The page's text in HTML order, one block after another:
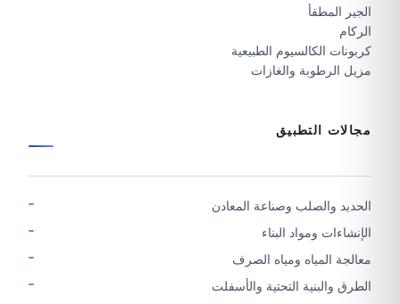
الجير المطفأ
الركام
كربونات الكالسيوم الطبيعية
مزيل الرطوبة والغازات
مجالات التطبيق
الحديد والصلب وصناعة المعادن
الإنشاءات ومواد البناء
معالجة المياه ومياه الصرف
الطرق والبنية التحتية والأسفلت